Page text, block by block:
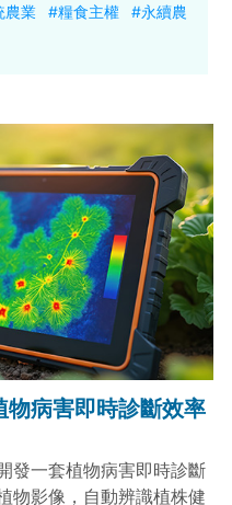
農業 #糧食主權
#永續農
物病害即時診斷效率
發一套植物病害即時診斷
物影像，自動辨識植株健